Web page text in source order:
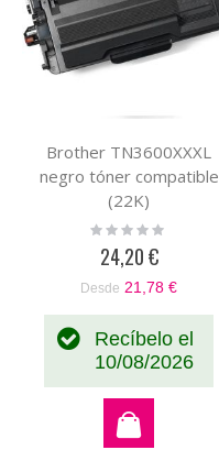
Brother TN3600XXXL
negro tóner compatible
(22K)
Rating:
24,20 €
Desde 21,78 €
Recíbelo el
10/08/2026